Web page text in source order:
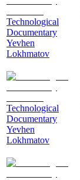
Technological
Documentary
Yevhen
Lokhmatov
Technological
Documentary
Yevhen
Lokhmatov